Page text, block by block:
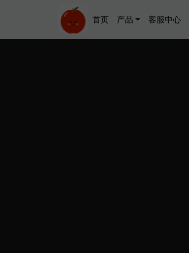
Main navigation
首页 产品 客服中心